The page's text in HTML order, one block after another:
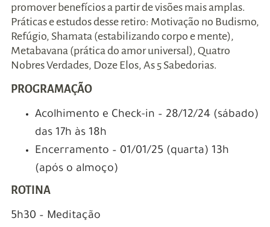
promover benefícios a partir de visões mais amplas.
Práticas e estudos desse retiro: Motivação no Budismo,
Refúgio, Shamata (estabilizando corpo e mente),
Metabavana (prática do amor universal), Quatro
Nobres Verdades, Doze Elos, As 5 Sabedorias.
PROGRAMAÇÃO
Acolhimento e Check-in – 28/12/24 (sábado)
das 17h às 18h
Encerramento – 01/01/25 (quarta) 13h
(após o almoço)
ROTINA
5h30 – Meditação